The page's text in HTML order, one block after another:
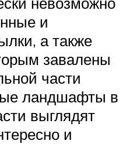
и
а также
завалены
части
ландшафты в
выглядят
и